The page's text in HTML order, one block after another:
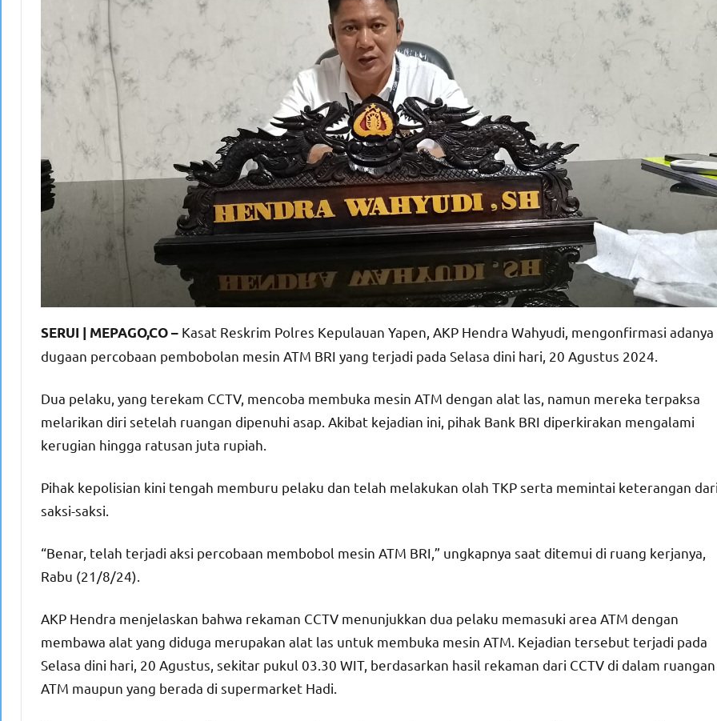
SERUI | MEPAGO,CO – Kasat Reskrim Polres Kepulauan Yapen, AKP Hendra Wahyudi, mengonfirmasi adanya
dugaan percobaan pembobolan mesin ATM BRI yang terjadi pada Selasa dini hari, 20 Agustus 2024.
Dua pelaku, yang terekam CCTV, mencoba membuka mesin ATM dengan alat las, namun mereka terpaksa
melarikan diri setelah ruangan dipenuhi asap. Akibat kejadian ini, pihak Bank BRI diperkirakan mengalami
kerugian hingga ratusan juta rupiah.
Pihak kepolisian kini tengah memburu pelaku dan telah melakukan olah TKP serta memintai keterangan
saksi-saksi.
“Benar, telah terjadi aksi percobaan membobol mesin ATM BRI,” ungkapnya saat ditemui di ruang kerjanya,
Rabu (21/8/24).
AKP Hendra menjelaskan bahwa rekaman CCTV menunjukkan dua pelaku memasuki area ATM dengan
membawa alat yang diduga merupakan alat las untuk membuka mesin ATM. Kejadian tersebut terjadi pada
Selasa dini hari, 20 Agustus, sekitar pukul 03.30 WIT, berdasarkan hasil rekaman dari CCTV di dalam ruangan
ATM maupun yang berada di supermarket Hadi.